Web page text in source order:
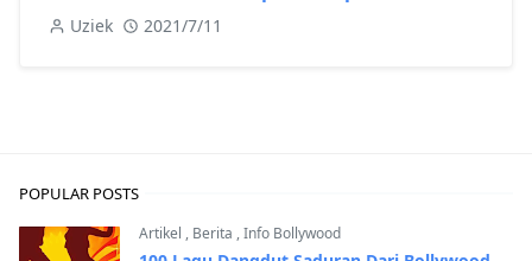
Uziek 2021/7/11
POPULAR POSTS
Artikel , Berita ,Info Bollywood